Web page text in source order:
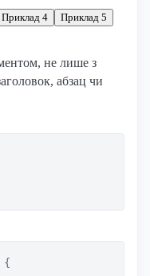
Приклад 4 Приклад 5
не лише з
абзац чи
{